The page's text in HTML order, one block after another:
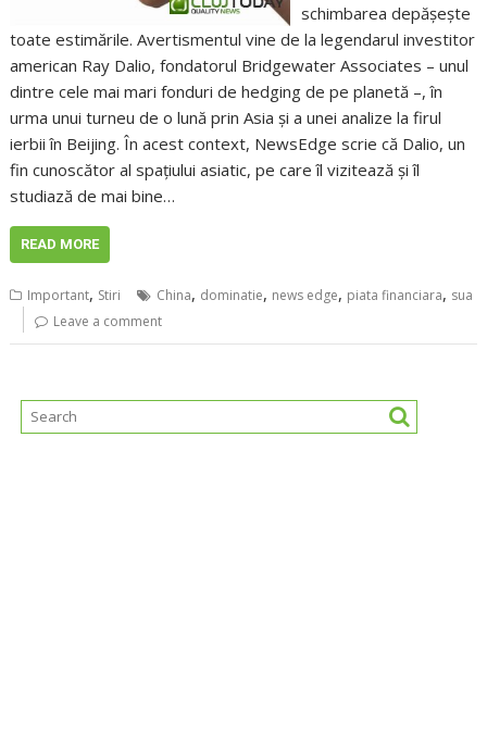
schimbarea depășește
toate estimările. Avertismentul vine de la legendarul investitor
american Ray Dalio, fondatorul Bridgewater Associates – unul
dintre cele mai mari fonduri de hedging de pe planetă –, în
urma unui turneu de o lună prin Asia și a unei analize la firul
ierbii în Beijing. În acest context, NewsEdge scrie că Dalio, un
fin cunoscător al spațiului asiatic, pe care îl vizitează și îl
studiază de mai bine…
READ MORE
Important, Stiri China, dominatie, news edge, piata financiara, sua
Leave a comment